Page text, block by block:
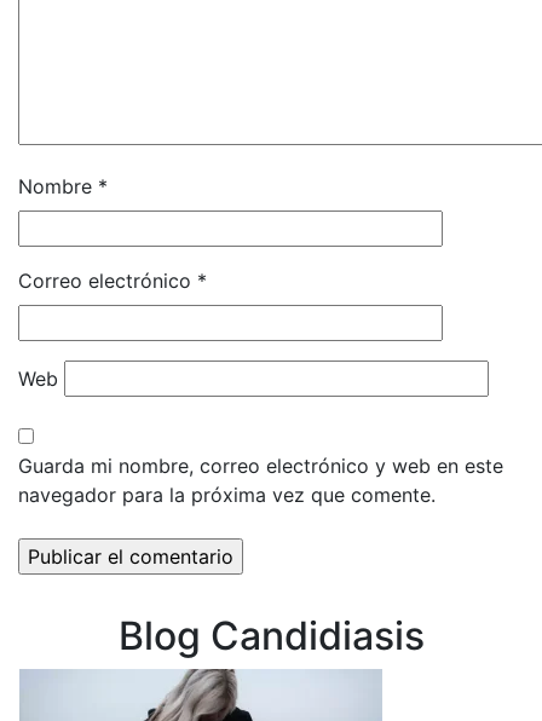
Nombre *
Correo electrónico *
Web
Guarda mi nombre, correo electrónico y web en este
navegador para la próxima vez que comente.
Blog Candidiasis